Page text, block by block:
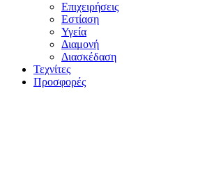
Επιχειρήσεις
Εστίαση
Υγεία
Διαμονή
Διασκέδαση
Τεχνίτες
Προσφορές